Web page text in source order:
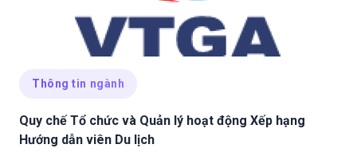
Thông tin ngành
Quy chế Tổ chức và Quản lý hoạt động Xếp hạng
Hướng dẫn viên Du lịch